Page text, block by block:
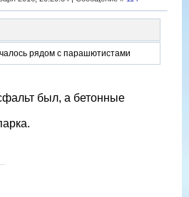
рядом с парашютистами
был, а бетонные